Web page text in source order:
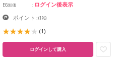
EG卸価 ログイン後表示
ポイント :(1%)
(1)
ログインして購入